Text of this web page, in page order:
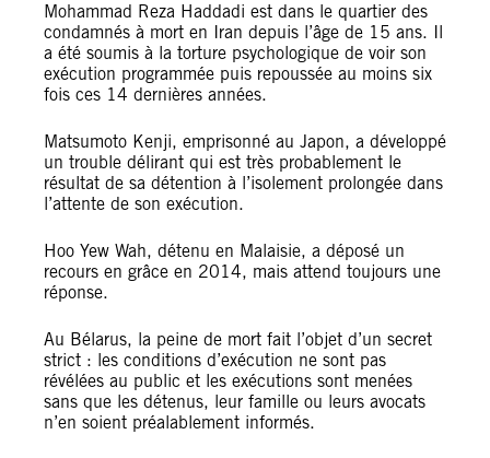
Mohammad Reza Haddadi est dans le quartier des
condamnés à mort en Iran depuis l’âge de 15 ans. Il
a été soumis à la torture psychologique de voir son
exécution programmée puis repoussée au moins six
fois ces 14 dernières années.
Matsumoto Kenji, emprisonné au Japon, a développé
un trouble délirant qui est très probablement le
résultat de sa détention à l’isolement prolongée dans
l’attente de son exécution.
Hoo Yew Wah, détenu en Malaisie, a déposé un
recours en grâce en 2014, mais attend toujours une
réponse.
Au Bélarus, la peine de mort fait l’objet d’un secret
strict : les conditions d’exécution ne sont pas
révélées au public et les exécutions sont menées
sans que les détenus, leur famille ou leurs avocats
n’en soient préalablement informés.